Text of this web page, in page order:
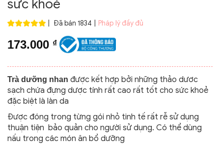
sức khoẻ
Đã bán 1834 Pháp lý đầy đủ
173.000 ₫
Trà dưỡng nhan được kết hợp bởi những thảo dươc
sạch chứa đựng dược tính rất cao rất tốt cho sức khoẻ
đặc biệt là làn da
Được đóng trong từng gói nhỏ tinh tế rất rễ sử dụng
thuận tiện bảo quản cho người sử dụng. Có thể dùng
nấu trong các món ăn bổ dưỡng